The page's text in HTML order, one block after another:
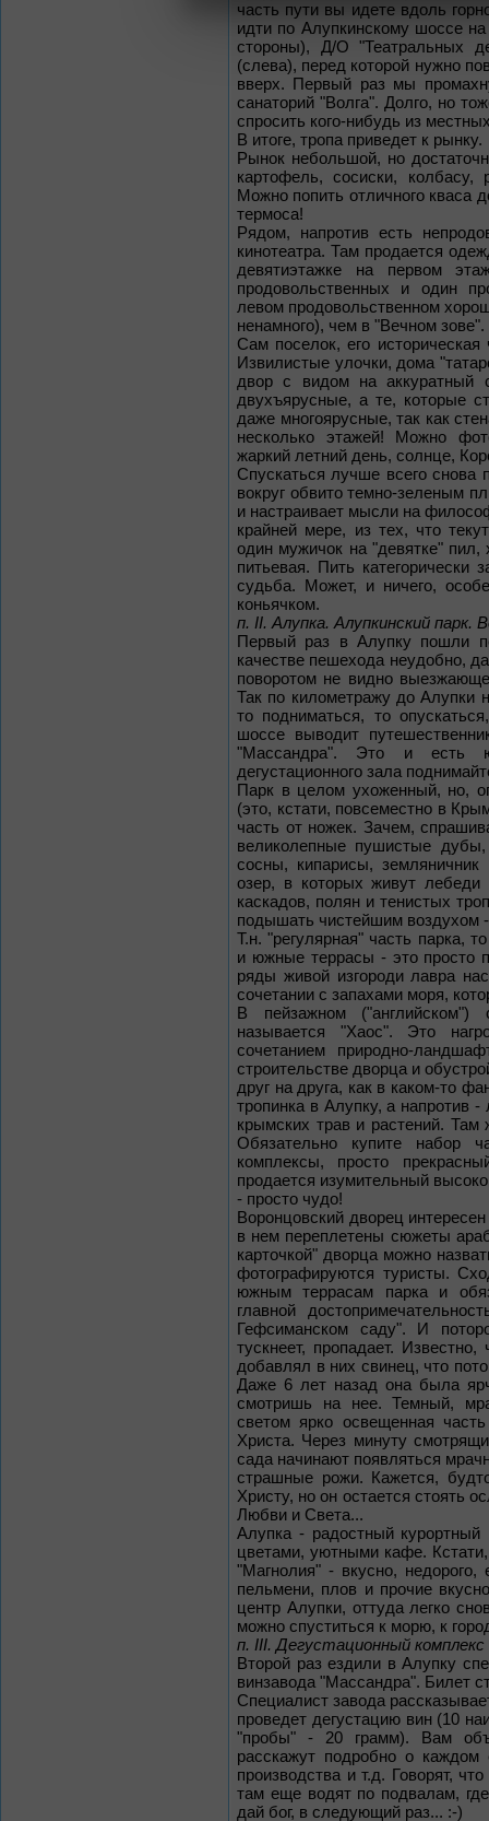
часть пути вы идете вдоль
идти по Алупкинскому шоссе
стороны), Д/О "Театральных
(слева), перед которой нужно
вверх. Первый раз мы
санаторий "Волга". Долго, но
спросить кого-нибудь из
В итоге, тропа приведет к рынку.
Рынок небольшой, но
картофель, сосиски,
Можно попить отличного кваса
термоса!
Рядом, напротив есть
кинотеатра. Там продается
девятиэтажке на первом
продовольственных и один
левом продовольственном
ненамного), чем в "Вечном зове".
Сам поселок, его
Извилистые улочки, дома
двор с видом на аккуратный
двухъярусные, а те, которые
даже многоярусные, так как
несколько этажей! Можно
жаркий летний день, солнце,
Спускаться лучше всего снова
вокруг обвито темно-зеленым
и настраивает мысли на
крайней мере, из тех, что
один мужичок на "девятке"
питьевая. Пить
судьба. Может, и ничего,
коньячком.
п. II. Алупка. Алупкинский парк.
Первый раз в Алупку пошли
качестве пешехода неудобно,
поворотом не видно
Так по километражу до Алупки
то подниматься, то
шоссе выводит
"Массандра". Это и есть
дегустационного зала
Парк в целом ухоженный, но,
(это, кстати, повсеместно в
часть от ножек. Зачем,
великолепные пушистые
сосны, кипарисы,
озер, в которых живут лебеди
каскадов, полян и тенистых
подышать чистейшим воздухом
Т.н. "регулярная" часть парка,
и южные террасы - это просто
ряды живой изгороди лавра
сочетании с запахами моря,
В пейзажном
называется "Хаос". Это
сочетанием природно-
строительстве дворца и
друг на друга, как в каком-то
тропинка в Алупку, а напротив
крымских трав и растений. Там
Обязательно купите набор
комплексы, просто
продается изумительный
- просто чудо!
Воронцовский дворец
в нем переплетены сюжеты
карточкой" дворца можно
фотографируются туристы.
южным террасам парка и
главной
Гефсиманском саду". И
тускнеет, пропадает.
добавлял в них свинец, что
Даже 6 лет назад она была
смотришь на нее. Темный,
светом ярко освещенная
Христа. Через минуту
сада начинают появляться
страшные рожи. Кажется,
Христу, но он остается стоять
Любви и Света...
Алупка - радостный курортный
цветами, уютными кафе.
"Магнолия" - вкусно,
пельмени, плов и прочие
центр Алупки, оттуда легко
можно спуститься к морю, к
п. III. Дегустационный
Второй раз ездили в Алупку
винзавода "Массандра". Билет
Специалист завода
проведет дегустацию вин (10
"пробы" - 20 грамм). Вам
расскажут подробно о каждом
производства и т.д. Говорят,
там еще водят по подвалам,
дай бог, в следующий раз... :-)